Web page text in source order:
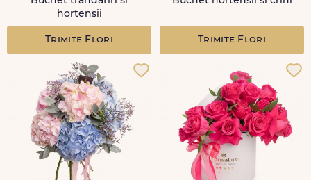
hortensii
Trimite Flori Trimite Flori